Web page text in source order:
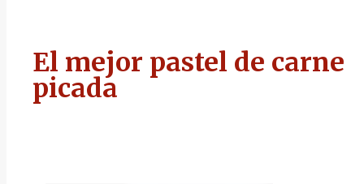
El mejor pastel de carne
picada